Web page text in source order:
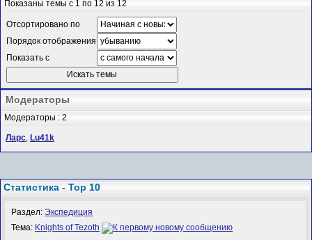
Показаны темы с 1 по 12 из 12
Отсортировано по
Порядок отображения
Показать с
Модераторы
Модераторы : 2
Ларс, Lu41k
Статистика - Top 10
Раздел:Экспедиция
Тема: Knights of Tezoth